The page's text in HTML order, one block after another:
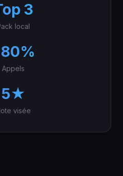
3
local
Appels
5★
visée